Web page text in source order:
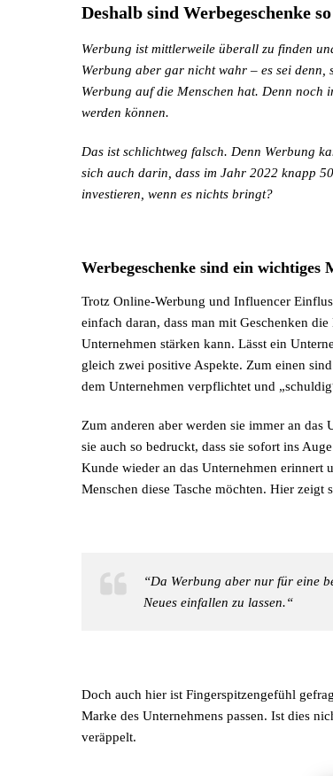
Deshalb sind Werbegeschenke
Werbung ist mittlerweile überall zu finden
Werbung aber gar nicht wahr – es sei denn,
Werbung auf die Menschen hat. Denn noch
werden können.
Das ist schlichtweg falsch. Denn Werbung
sich auch darin, dass im Jahr 2022 knapp
investieren, wenn es nichts bringt?
Werbegeschenke sind ein wichtiges
Trotz Online-Werbung und Influencer
einfach daran, dass man mit Geschenken
Unternehmen stärken kann. Lässt ein
gleich zwei positive Aspekte. Zum einen
dem Unternehmen verpflichtet und
Zum anderen aber werden sie immer an
sie auch so bedruckt, dass sie sofort ins
Kunde wieder an das Unternehmen erinnert
Menschen diese Tasche möchten. Hier
“Da Werbung aber nur für eine
Neues einfallen zu lassen.“
Doch auch hier ist Fingerspitzengefühl
Marke des Unternehmens passen. Ist dies
veräppelt.